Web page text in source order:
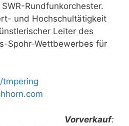
Rundfunkorchester.
und Hochschultätigkeit
Leiter des
Spohr-Wettbewerbes für
Vorverkauf: